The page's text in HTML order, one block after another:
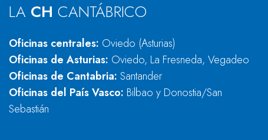
LA CH CANTÁBRICO
Oficinas centrales: Oviedo (Asturias)
Oficinas de Asturias: Oviedo, La Fresneda, Vegadeo
Oficinas de Cantabria: Santander
Oficinas del País Vasco: Bilbao y Donostia/San
Sebastián